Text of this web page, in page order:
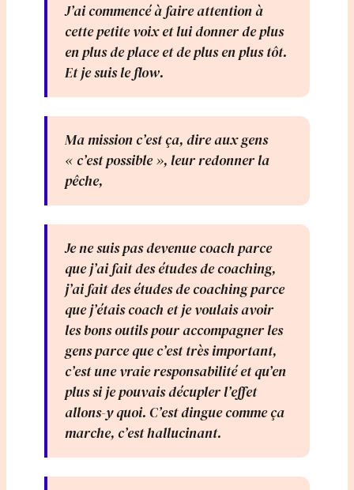
J’ai commencé à faire attention à
cette petite voix et lui donner de plus
en plus de place et de plus en plus tôt.
Et je suis le flow.
Ma mission c’est ça, dire aux gens
« c’est possible », leur redonner la
pêche,
Je ne suis pas devenue coach parce
que j’ai fait des études de coaching,
j’ai fait des études de coaching parce
que j’étais coach et je voulais avoir
les bons outils pour accompagner les
gens parce que c’est très important,
c’est une vraie responsabilité et qu’en
plus si je pouvais décupler l’effet
allons-y quoi. C’est dingue comme ça
marche, c’est hallucinant.